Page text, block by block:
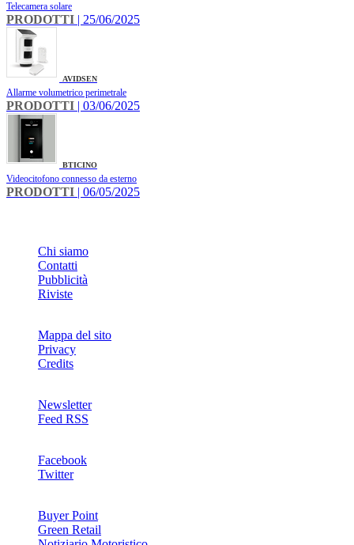
Telecamera solare
PRODOTTI | 25/06/2025
AVIDSEN
Allarme volumetrico perimetrale
PRODOTTI | 03/06/2025
BTICINO
Videocitofono connesso da esterno
PRODOTTI | 06/05/2025
Chi siamo
Contatti
Pubblicità
Riviste
Mappa del sito
Privacy
Credits
Newsletter
Feed RSS
Facebook
Twitter
Buyer Point
Green Retail